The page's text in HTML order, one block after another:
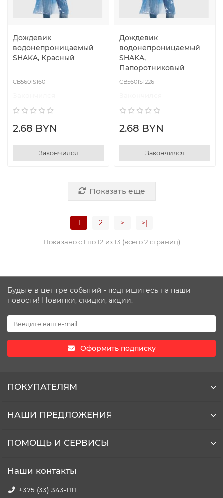
Дождевик
водонепроницаемый
SHAKA, Красный
CB5601S160
2.68 BYN
Закончился
Дождевик
водонепроницаемый
SHAKA,
Папоротниковый
CB5601S1226
2.68 BYN
Закончился
Показать еще
1 2 > >|
Показано с 1 по 12 из 13 (всего 2 страниц)
Будьте в центре событий - подпишитесь на наши
новости! Новинки, скидки, акции.
Оформить подписку
ПОКУПАТЕЛЯМ
НАШИ ПРЕДЛОЖЕНИЯ
ПОМОЩЬ И СЕРВИСЫ
Наши контакты
+375 (33) 343-1111